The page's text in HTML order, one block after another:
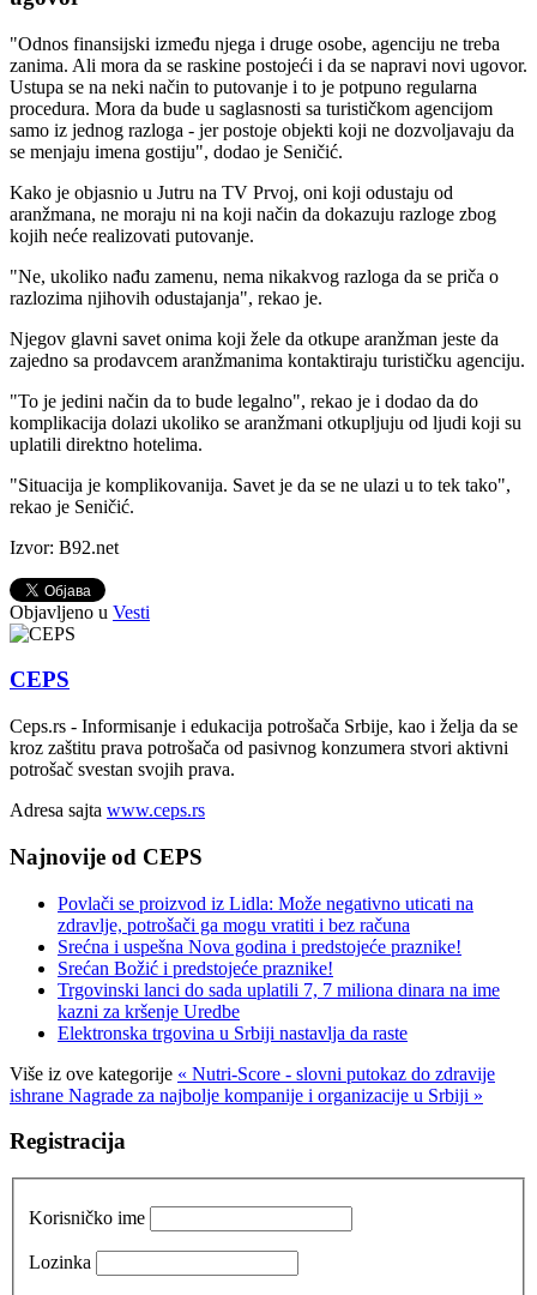
"Odnos finansijski između njega i druge osobe, agenciju ne treba
zanima. Ali mora da se raskine postojeći i da se napravi novi ugovor.
Ustupa se na neki način to putovanje i to je potpuno regularna
procedura. Mora da bude u saglasnosti sa turističkom agencijom
samo iz jednog razloga - jer postoje objekti koji ne dozvoljavaju da
se menjaju imena gostiju", dodao je Seničić.
Kako je objasnio u Jutru na TV Prvoj, oni koji odustaju od
aranžmana, ne moraju ni na koji način da dokazuju razloge zbog
kojih neće realizovati putovanje.
"Ne, ukoliko nađu zamenu, nema nikakvog razloga da se priča o
razlozima njihovih odustajanja", rekao je.
Njegov glavni savet onima koji žele da otkupe aranžman jeste da
zajedno sa prodavcem aranžmanima kontaktiraju turističku agenciju.
"To je jedini način da to bude legalno", rekao je i dodao da do
komplikacija dolazi ukoliko se aranžmani otkupljuju od ljudi koji su
uplatili direktno hotelima.
"Situacija je komplikovanija. Savet je da se ne ulazi u to tek tako",
rekao je Seničić.
Izvor: B92.net
Objavljeno u Vesti
CEPS
Ceps.rs - Informisanje i edukacija potrošača Srbije, kao i želja da se
kroz zaštitu prava potrošača od pasivnog konzumera stvori aktivni
potrošač svestan svojih prava.
Adresa sajta www.ceps.rs
Najnovije od CEPS
Povlači se proizvod iz Lidla: Može negativno uticati na
zdravlje, potrošači ga mogu vratiti i bez računa
Srećna i uspešna Nova godina i predstojeće praznike!
Srećan Božić i predstojeće praznike!
Trgovinski lanci do sada uplatili 7, 7 miliona dinara na ime
kazni za kršenje Uredbe
Elektronska trgovina u Srbiji nastavlja da raste
Više iz ove kategorije « Nutri-Score - slovni putokaz do zdravije
ishrane Nagrade za najbolje kompanije i organizacije u Srbiji »
Registracija
Korisničko ime
Lozinka